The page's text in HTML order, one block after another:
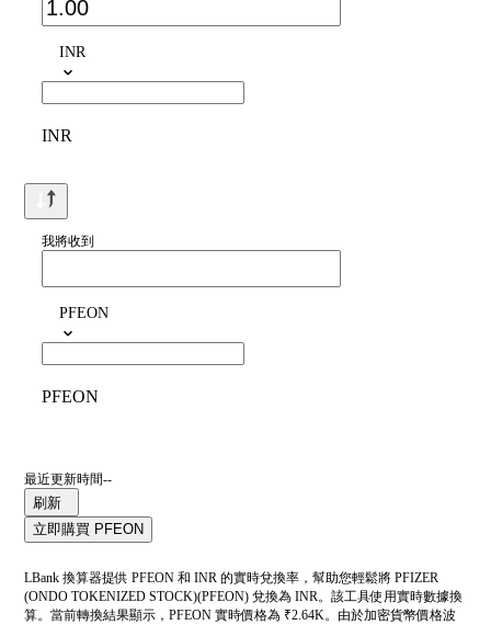
INR
INR
我將收到
PFEON
PFEON
最近更新時間--
刷新
立即購買 PFEON
LBank 換算器提供 PFEON 和 INR 的實時兌換率，幫助您輕鬆將 PFIZER
(ONDO TOKENIZED STOCK)(PFEON) 兌換為 INR。該工具使用實時數據換
算。當前轉換結果顯示，PFEON 實時價格為 ₹2.64K。由於加密貨幣價格波